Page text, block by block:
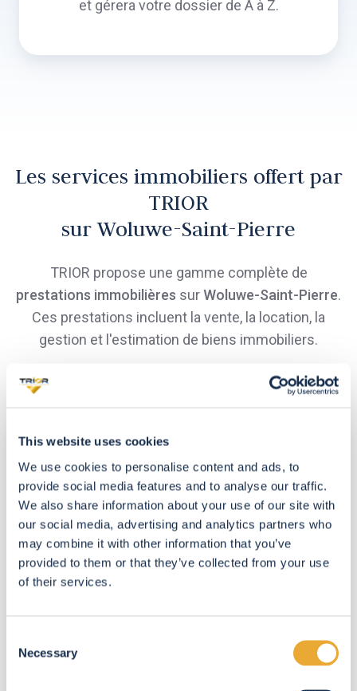
This website uses cookies
We use cookies to personalise content and ads, to
provide social media features and to analyse our traffic.
We also share information about your use of our site with
our social media, advertising and analytics partners who
may combine it with other information that you’ve
provided to them or that they’ve collected from your use
of their services.
Selection
Necessary
et gérera votre dossier de A à Z.
Les services immobiliers offert par
TRIOR
sur Woluwe-Saint-Pierre
TRIOR propose une gamme complète de
prestations immobilières surWoluwe-Saint-Pierre.
Ces prestations incluent la vente, la location, la
gestion et l'estimation de biens immobiliers.
biens
immobiliers
à
Woluwe-
Saint-